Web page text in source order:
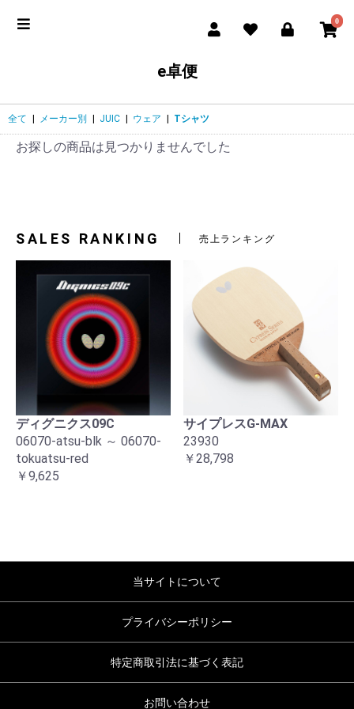
0
e卓便
全て メーカー別 JUIC ウェア Tシャツ
お探しの商品は見つかりませんでした
SALES RANKING 売上ランキング
ディグニクス09C
06070-atsu-blk ～ 06070-
tokuatsu-red
￥9,625
サイプレスG-MAX
23930
￥28,798
当サイトについて
プライバシーポリシー
特定商取引法に基づく表記
お問い合わせ